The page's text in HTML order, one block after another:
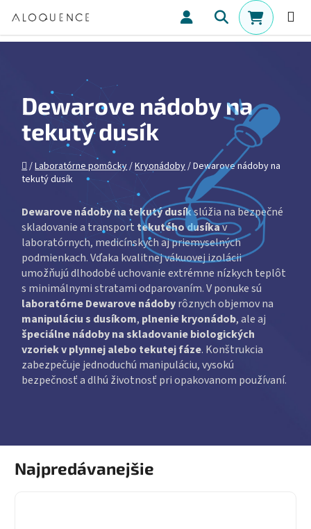
Hľadať
Dewarove nádoby na
tekutý dusík
Domov
/Laboratórne pomôcky/Kryonádoby/Dewarove nádoby na
tekutý dusík
Dewarove nádoby na tekutý dusíkslúžia na bezpečné
skladovanie a transport tekutého dusíkav
laboratórnych, medicínskych aj priemyselných
podmienkach. Vďaka kvalitnej vákuovej izolácii
umožňujú dlhodobé uchovanie extrémne nízkych teplôt
s minimálnymi stratami odparovaním. V ponuke sú
laboratórne Dewarove nádobyrôznych objemov na
manipuláciu s dusíkom, plnenie kryonádob, ale aj
špeciálne nádoby na skladovanie biologických
vzoriek v plynnej alebo tekutej fáze. Konštrukcia
zabezpečuje jednoduchú manipuláciu, vysokú
bezpečnosť a dlhú životnosť pri opakovanom používaní.
Najpredávanejšie